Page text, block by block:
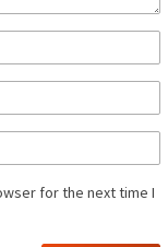
for the next time I